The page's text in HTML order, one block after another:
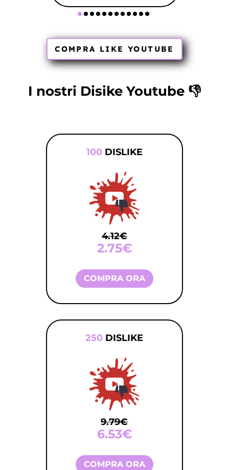
COMPRA LIKE YOUTUBE
I nostri Disike Youtube 👎
100DISLIKE
4.12€
2.75€
COMPRA ORA
250 DISLIKE
9.79€
6.53€
COMPRA ORA